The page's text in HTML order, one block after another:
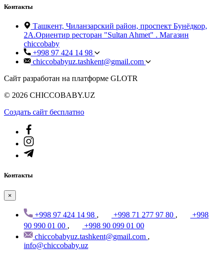
Контакты
Ташкент, Чиланзарский район, проспект Бунёдкор,
2А.Ориентир ресторан "Sultan Ahmet" . Магазин
chiccobaby
+998 97 424 14 98
chiccobabyuz.tashkent@gmail.com
Сайт разработан на платформе GLOTR
© 2026 CHICCOBABY.UZ
Создать cайт бесплатно
Контакты
×
+998 97 424 14 98 , +998 71 277 97 80 ,
+998
90 990 01 00 ,
+998 90 099 01 00
chiccobabyuz.tashkent@gmail.com ,
info@chiccobaby.uz